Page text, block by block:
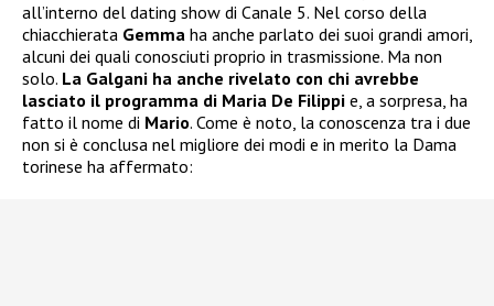
all’interno del dating show di Canale 5. Nel corso della
chiacchierata Gemma ha anche parlato dei suoi grandi amori,
alcuni dei quali conosciuti proprio in trasmissione. Ma non
solo. La Galgani ha anche rivelato con chi avrebbe
lasciato il programma di Maria De Filippi e, a sorpresa, ha
fatto il nome di Mario. Come è noto, la conoscenza tra i due
non si è conclusa nel migliore dei modi e in merito la Dama
torinese ha affermato: